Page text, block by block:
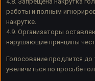
работы и полным
накрутке.
4.9. Организаторы
нарушающие принципы
Голосование продлится
увеличиться по просьбе